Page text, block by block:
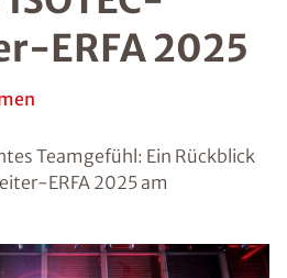
ERFA 2025
Teamgefühl: Ein Rückblick
ERFA 2025 am